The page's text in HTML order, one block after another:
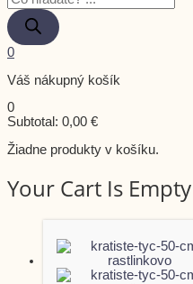
0
Váš nákupný košík
0
Subtotal: 0,00 €
Žiadne produkty v košíku.
Your Cart Is